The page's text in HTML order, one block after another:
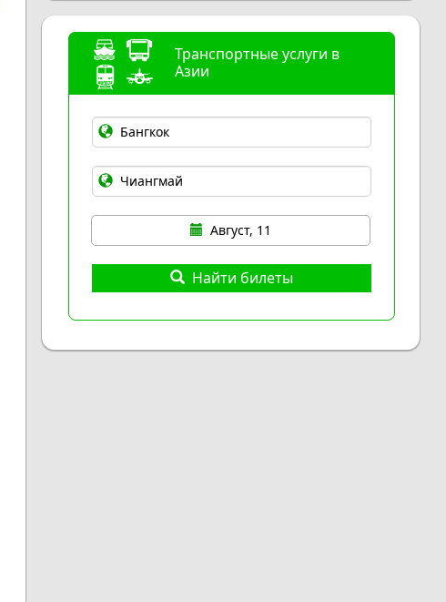
Транспортные услуги в
Азии
Август, 11
Найти билеты